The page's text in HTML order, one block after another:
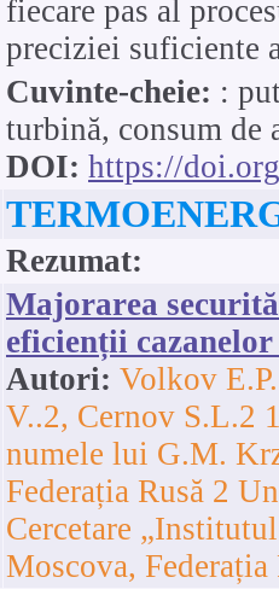
fiecare pas al
preciziei suficiente
Cuvinte-cheie: :
turbină, consum de
DOI: https://
Rezumat:
Majorarea
eficienții
Autori: Volkov
V..2, Cernov S.L.2
numele lui G.M.
Federația Rusă 2
Cercetare
Moscova, Federația